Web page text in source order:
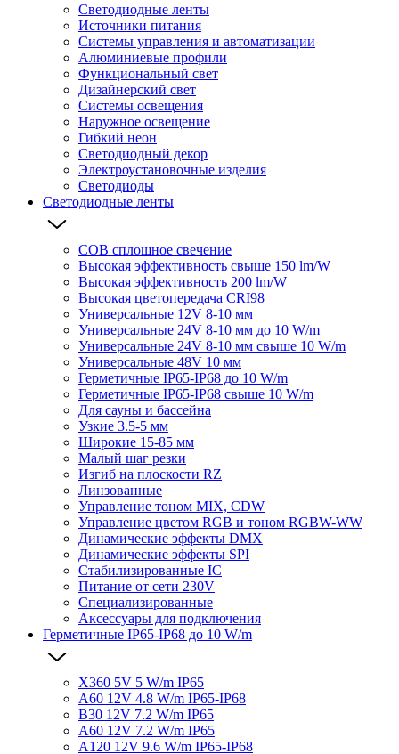
Светодиодные ленты
Источники питания
Системы управления и автоматизации
Алюминиевые профили
Функциональный свет
Дизайнерский свет
Системы освещения
Наружное освещение
Гибкий неон
Светодиодный декор
Электроустановочные изделия
Светодиоды
Светодиодные ленты
COB сплошное свечение
Высокая эффективность свыше 150 lm/W
Высокая эффективность 200 lm/W
Высокая цветопередача CRI98
Универсальные 12V 8-10 мм
Универсальные 24V 8-10 мм до 10 W/m
Универсальные 24V 8-10 мм свыше 10 W/m
Универсальные 48V 10 мм
Герметичные IP65-IP68 до 10 W/m
Герметичные IP65-IP68 свыше 10 W/m
Для сауны и бассейна
Узкие 3.5-5 мм
Широкие 15-85 мм
Малый шаг резки
Изгиб на плоскости RZ
Линзованные
Управление тоном MIX, CDW
Управление цветом RGB и тоном RGBW-WW
Динамические эффекты DMX
Динамические эффекты SPI
Стабилизированные IC
Питание от сети 230V
Специализированные
Аксессуары для подключения
Герметичные IP65-IP68 до 10 W/m
X360 5V 5 W/m IP65
A60 12V 4.8 W/m IP65-IP68
B30 12V 7.2 W/m IP65
A60 12V 7.2 W/m IP65
A120 12V 9.6 W/m IP65-IP68